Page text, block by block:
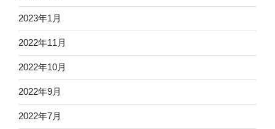
2023年1月
2022年11月
2022年10月
2022年9月
2022年7月